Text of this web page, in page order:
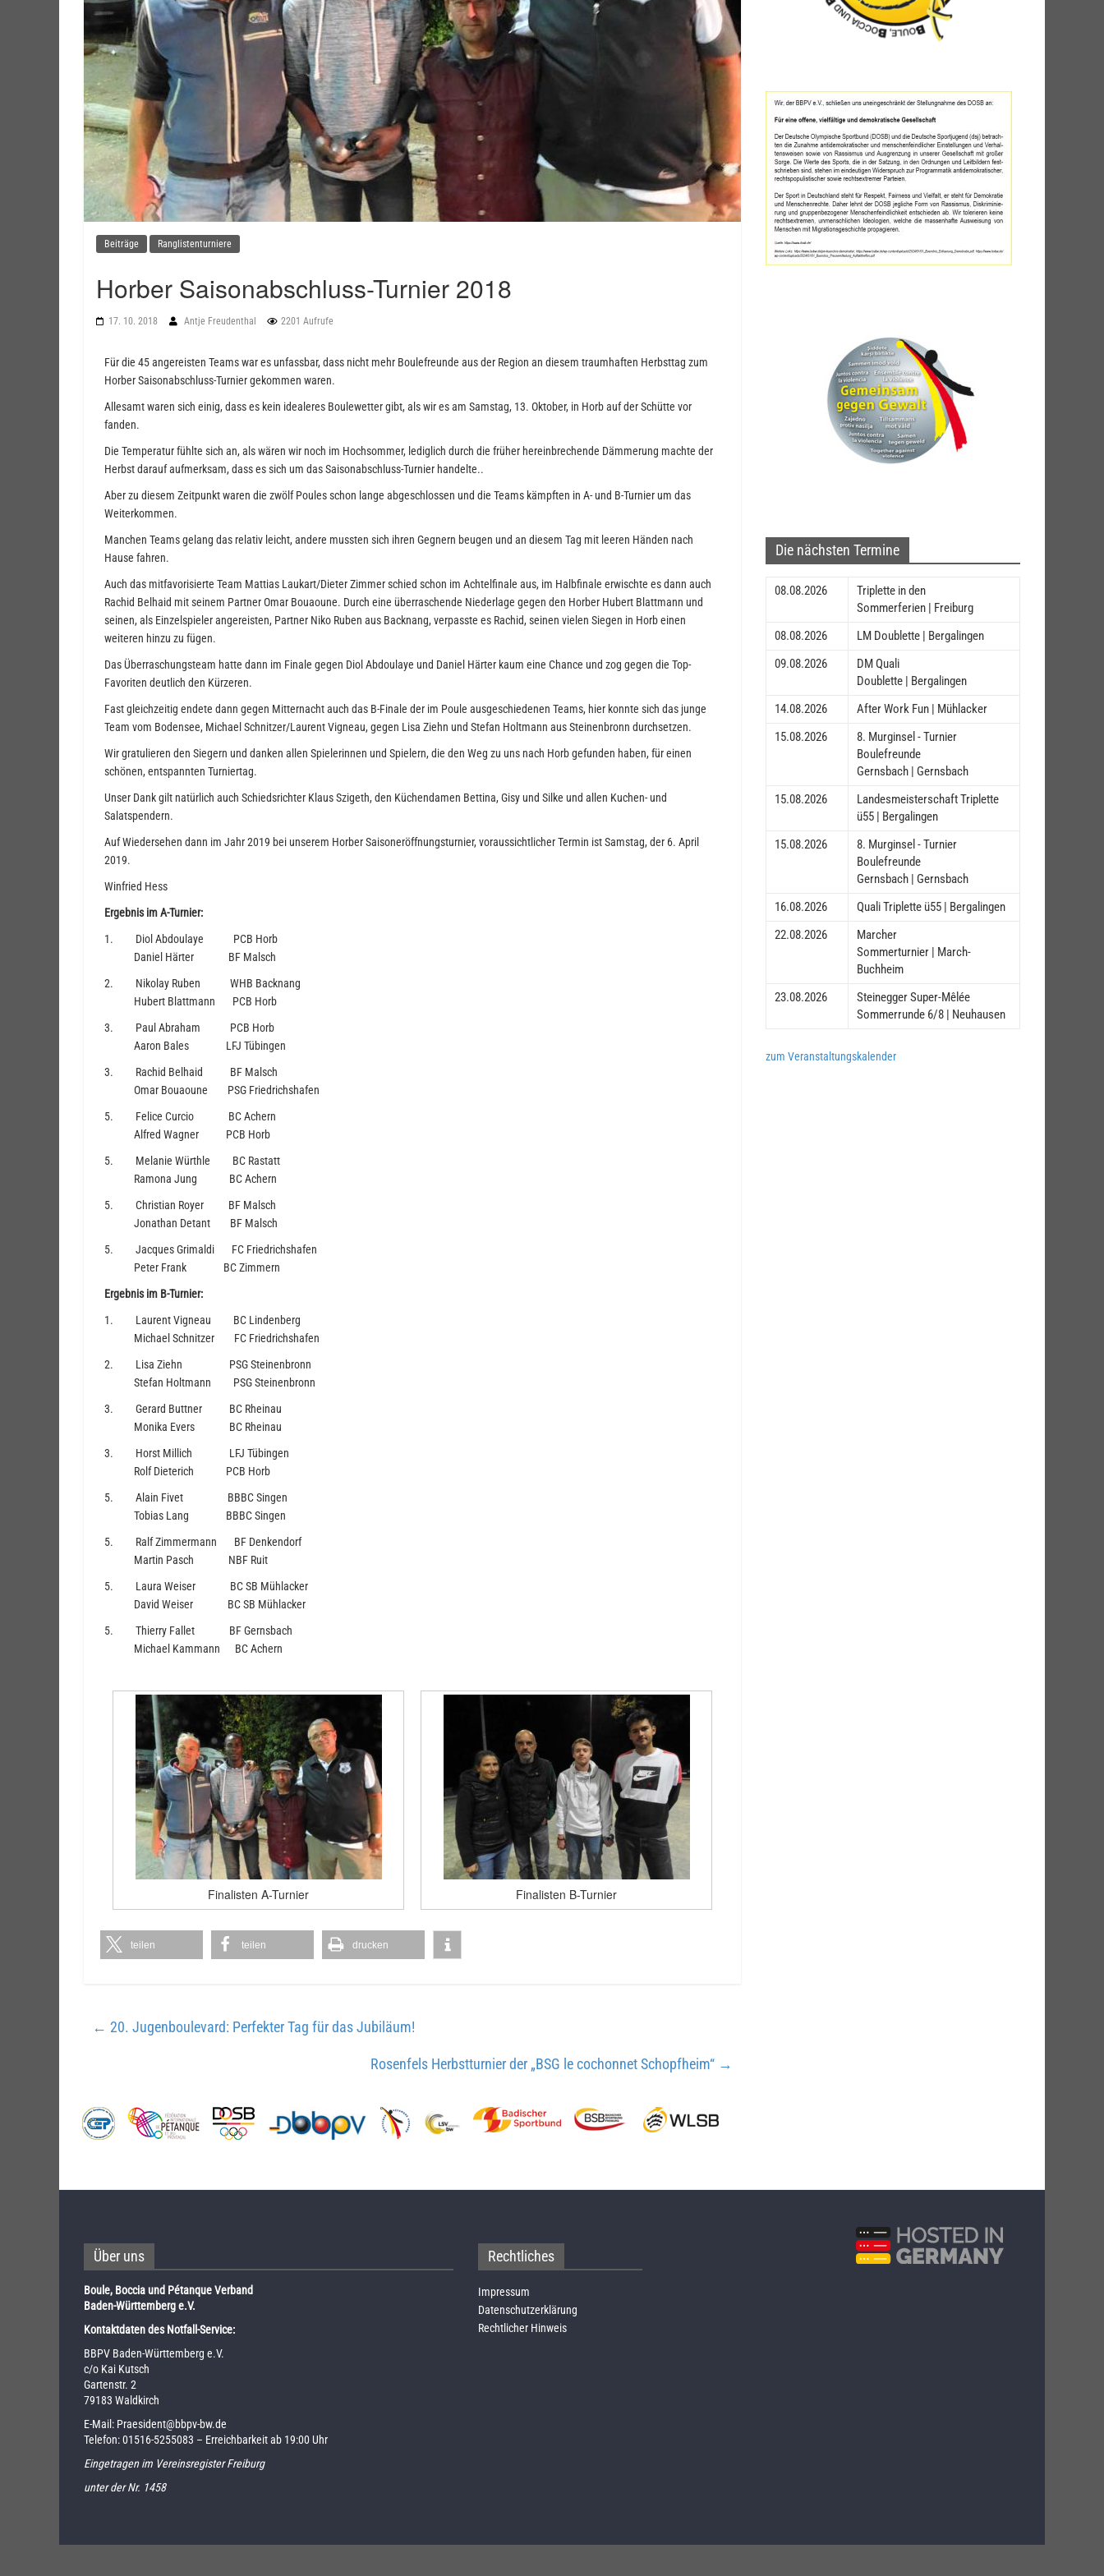
Beiträge Ranglistenturniere
Horber Saisonabschluss-Turnier 2018
17. 10. 2018 Antje Freudenthal 2201 Aufrufe
Für die 45 angereisten Teams war es unfassbar, dass nicht mehr Boulefreunde aus der Region an diesem traumhaften Herbsttag zum
Horber Saisonabschluss-Turnier gekommen waren.
Allesamt waren sich einig, dass es kein idealeres Boulewetter gibt, als wir es am Samstag, 13. Oktober, in Horb auf der Schütte vor
fanden.
Die Temperatur fühlte sich an, als wären wir noch im Hochsommer, lediglich durch die früher hereinbrechende Dämmerung machte der
Herbst darauf aufmerksam, dass es sich um das Saisonabschluss-Turnier handelte..
Aber zu diesem Zeitpunkt waren die zwölf Poules schon lange abgeschlossen und die Teams kämpften in A- und B-Turnier um das
Weiterkommen.
Manchen Teams gelang das relativ leicht, andere mussten sich ihren Gegnern beugen und an diesem Tag mit leeren Händen nach
Hause fahren.
Auch das mitfavorisierte Team Mattias Laukart/Dieter Zimmer schied schon im Achtelfinale aus, im Halbfinale erwischte es dann auch
Rachid Belhaid mit seinem Partner Omar Bouaoune. Durch eine überraschende Niederlage gegen den Horber Hubert Blattmann und
seinen, als Einzelspieler angereisten, Partner Niko Ruben aus Backnang, verpasste es Rachid, seinen vielen Siegen in Horb einen
weiteren hinzu zu fügen.
Das Überraschungsteam hatte dann im Finale gegen Diol Abdoulaye und Daniel Härter kaum eine Chance und zog gegen die Top-
Favoriten deutlich den Kürzeren.
Fast gleichzeitig endete dann gegen Mitternacht auch das B-Finale der im Poule ausgeschiedenen Teams, hier konnte sich das junge
Team vom Bodensee, Michael Schnitzer/Laurent Vigneau, gegen Lisa Ziehn und Stefan Holtmann aus Steinenbronn durchsetzen.
Wir gratulieren den Siegern und danken allen Spielerinnen und Spielern, die den Weg zu uns nach Horb gefunden haben, für einen
schönen, entspannten Turniertag.
Unser Dank gilt natürlich auch Schiedsrichter Klaus Szigeth, den Küchendamen Bettina, Gisy und Silke und allen Kuchen- und
Salatspendern.
Auf Wiedersehen dann im Jahr 2019 bei unserem Horber Saisoneröffnungsturnier, voraussichtlicher Termin ist Samstag, der 6. April
2019.
Winfried Hess
Ergebnis im A-Turnier:
1. Diol Abdoulaye PCB Horb
Daniel Härter BF Malsch
2. Nikolay Ruben WHB Backnang
Hubert Blattmann PCB Horb
3. Paul Abraham PCB Horb
Aaron Bales LFJ Tübingen
3. Rachid Belhaid BF Malsch
Omar Bouaoune PSG Friedrichshafen
5. Felice Curcio BC Achern
Alfred Wagner PCB Horb
5. Melanie Würthle BC Rastatt
Ramona Jung BC Achern
5. Christian Royer BF Malsch
Jonathan Detant BF Malsch
5. Jacques Grimaldi FC Friedrichshafen
Peter Frank BC Zimmern
Ergebnis im B-Turnier:
1. Laurent Vigneau BC Lindenberg
Michael Schnitzer FC Friedrichshafen
2. Lisa Ziehn PSG Steinenbronn
Stefan Holtmann PSG Steinenbronn
3. Gerard Buttner BC Rheinau
Monika Evers BC Rheinau
3. Horst Millich LFJ Tübingen
Rolf Dieterich PCB Horb
5. Alain Fivet BBBC Singen
Tobias Lang BBBC Singen
5. Ralf Zimmermann BF Denkendorf
Martin Pasch NBF Ruit
5. Laura Weiser BC SB Mühlacker
David Weiser BC SB Mühlacker
5. Thierry Fallet BF Gernsbach
Michael Kammann BC Achern
Finalisten A-Turnier Finalisten B-Turnier
teilen teilen drucken
← 20. Jugenboulevard: Perfekter Tag für das Jubiläum!
Rosenfels Herbstturnier der „BSG le cochonnet Schopfheim“ →
Die nächsten Termine
08.08.2026
Triplette in den
Sommerferien | Freiburg
08.08.2026
LM Doublette | Bergalingen
09.08.2026
DM Quali
Doublette | Bergalingen
14.08.2026
After Work Fun | Mühlacker
15.08.2026
8. Murginsel - Turnier
Boulefreunde
Gernsbach | Gernsbach
15.08.2026
Landesmeisterschaft Triplette
ü55 | Bergalingen
15.08.2026
8. Murginsel - Turnier
Boulefreunde
Gernsbach | Gernsbach
16.08.2026
Quali Triplette ü55 | Bergalingen
22.08.2026
Marcher
Sommerturnier | March-
Buchheim
23.08.2026
Steinegger Super-Mêlée
Sommerrunde 6/8 | Neuhausen
zum Veranstaltungskalender
Über uns
Boule, Boccia und Pétanque Verband
Baden-Württemberg e.V.
Kontaktdaten des Notfall-Service:
BBPV Baden-Württemberg e.V.
c/o Kai Kutsch
Gartenstr. 2
79183 Waldkirch
E-Mail: Praesident@bbpv-bw.de
Telefon:01516-5255083 – Erreichbarkeit ab 19:00 Uhr
Eingetragen im Vereinsregister Freiburg
unter der Nr. 1458
Rechtliches
Impressum
Datenschutzerklärung
Rechtlicher Hinweis